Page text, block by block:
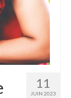
11
JUIN 2023